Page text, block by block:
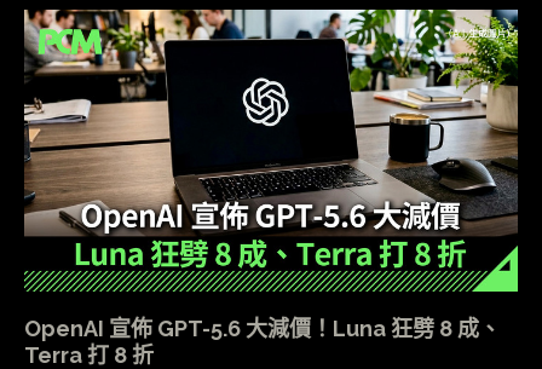
OpenAI 宣佈 GPT-5.6 大減價！Luna 狂劈 8 成、
Terra 打 8 折